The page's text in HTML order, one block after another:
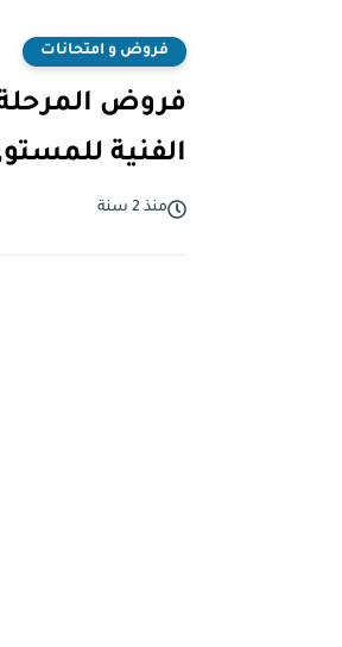
فروض و امتحانات
فروض المرحلة
الفنية
منذ 2 سنة